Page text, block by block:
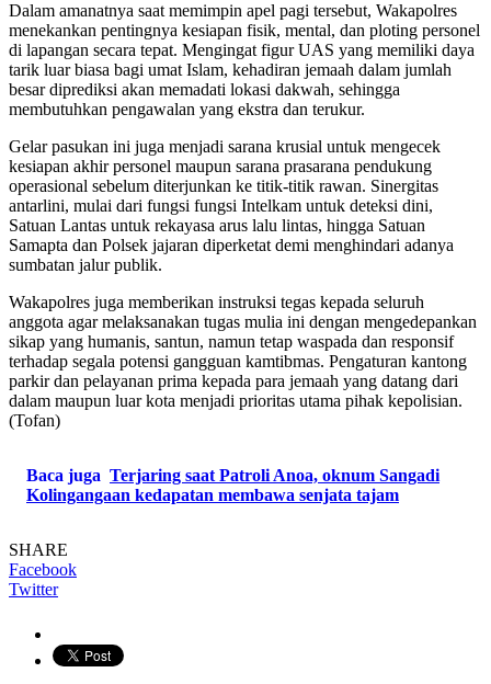
Dalam amanatnya saat memimpin apel pagi tersebut, Wakapolres
menekankan pentingnya kesiapan fisik, mental, dan ploting personel
di lapangan secara tepat. Mengingat figur UAS yang memiliki daya
tarik luar biasa bagi umat Islam, kehadiran jemaah dalam jumlah
besar diprediksi akan memadati lokasi dakwah, sehingga
membutuhkan pengawalan yang ekstra dan terukur.
Gelar pasukan ini juga menjadi sarana krusial untuk mengecek
kesiapan akhir personel maupun sarana prasarana pendukung
operasional sebelum diterjunkan ke titik-titik rawan. Sinergitas
antarlini, mulai dari fungsi fungsi Intelkam untuk deteksi dini,
Satuan Lantas untuk rekayasa arus lalu lintas, hingga Satuan
Samapta dan Polsek jajaran diperketat demi menghindari adanya
sumbatan jalur publik.
Wakapolres juga memberikan instruksi tegas kepada seluruh
anggota agar melaksanakan tugas mulia ini dengan mengedepankan
sikap yang humanis, santun, namun tetap waspada dan responsif
terhadap segala potensi gangguan kamtibmas. Pengaturan kantong
parkir dan pelayanan prima kepada para jemaah yang datang dari
dalam maupun luar kota menjadi prioritas utama pihak kepolisian.
(Tofan)
Baca juga Terjaring saat Patroli Anoa, oknum Sangadi
Kolingangaan kedapatan membawa senjata tajam
SHARE
Facebook
Twitter